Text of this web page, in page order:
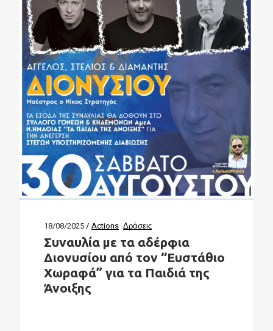
18/08/2025 Actions Δράσεις
Συναυλία με τα αδέρφια
Διονυσίου από τον “Ευστάθιο
Χωραφά” για τα Παιδιά της
Άνοιξης